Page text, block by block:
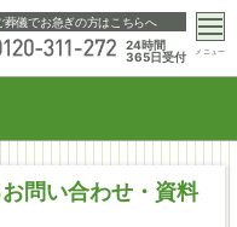
葬儀でお急ぎの方はこちらへ
24時間
365日受付
メニュー
問い合わせ・資料